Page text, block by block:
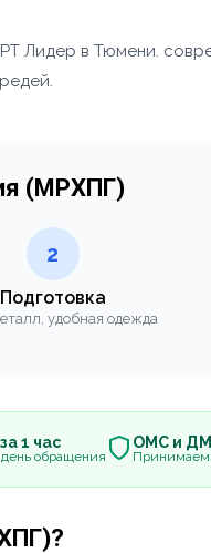
Лидер в Тюмени.
(МРХПГ)
2
Подготовка
удобная одежда
1 час
обращения
ОМС и
Принимаем